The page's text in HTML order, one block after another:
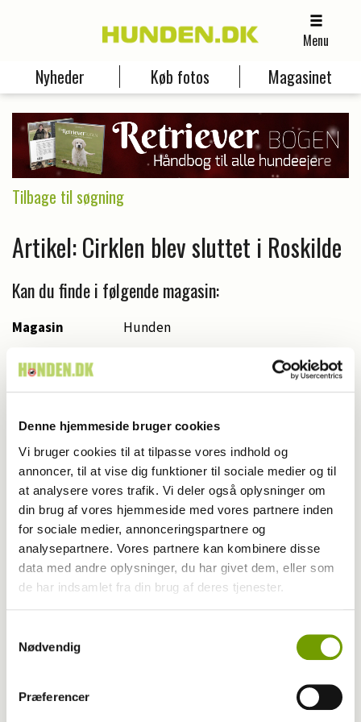
Denne hjemmeside bruger cookies
Vi bruger cookies til at tilpasse vores indhold og
annoncer, til at vise dig funktioner til sociale medier og til
at analysere vores trafik. Vi deler også oplysninger om
din brug af vores hjemmeside med vores partnere inden
for sociale medier, annonceringspartnere og
analysepartnere. Vores partnere kan kombinere disse
data med andre oplysninger, du har givet dem, eller som
de har indsamlet fra din brug af deres tjenester.
Nødvendig
Præferencer
Menu
Nyheder Køb fotos Magasinet
Tilbage til søgning
Artikel: Cirklen blev sluttet i Roskilde
Kan du finde i følgende magasin:
Magasin
Hunden
Kategori
Udgivet år
2026
Udgivet måned
6
Start side nr.
54
Antal sider
3,0
Skribent
Rinnie Mathilde Ilsøe
Fotograf
Rinnie Mathilde Ilsøe
Nøgleord
Roskilde